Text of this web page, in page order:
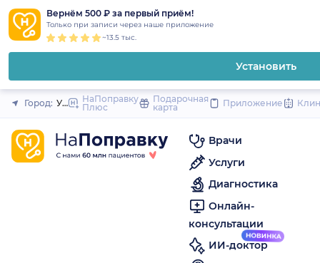
Вернём 500 ₽ за первый приём!
Только при записи через наше приложение
~13.5 тыс.
Установить
Закрыть
Город: Уфа
НаПоправку
Плюс
Подарочная
карта
Приложение
Врачи
Услуги
Диагностика
Онлайн-
консультации
ИИ-доктор